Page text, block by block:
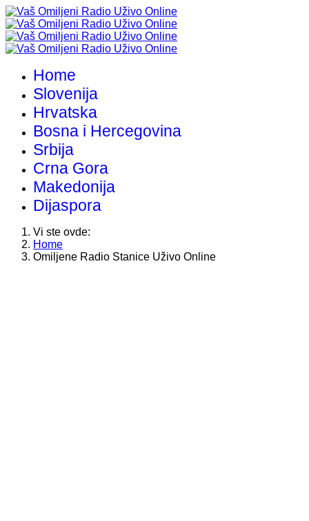
Home
Slovenija
Hrvatska
Bosna i Hercegovina
Srbija
Crna Gora
Makedonija
Dijaspora
Vi ste ovde:
Home
Omiljene Radio Stanice Uživo Online